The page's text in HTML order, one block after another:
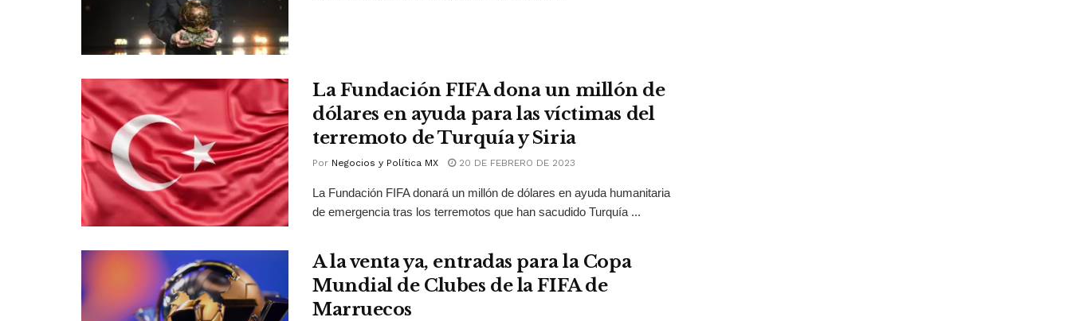
La Fundación FIFA dona un millón de
dólares en ayuda para las víctimas del
terremoto de Turquía y Siria
Por Negocios y Política MX 20 DE FEBRERO DE 2023
La Fundación FIFA donará un millón de dólares en ayuda humanitaria
de emergencia tras los terremotos que han sacudido Turquía ...
A la venta ya, entradas para la Copa
Mundial de Clubes de la FIFA de
Marruecos